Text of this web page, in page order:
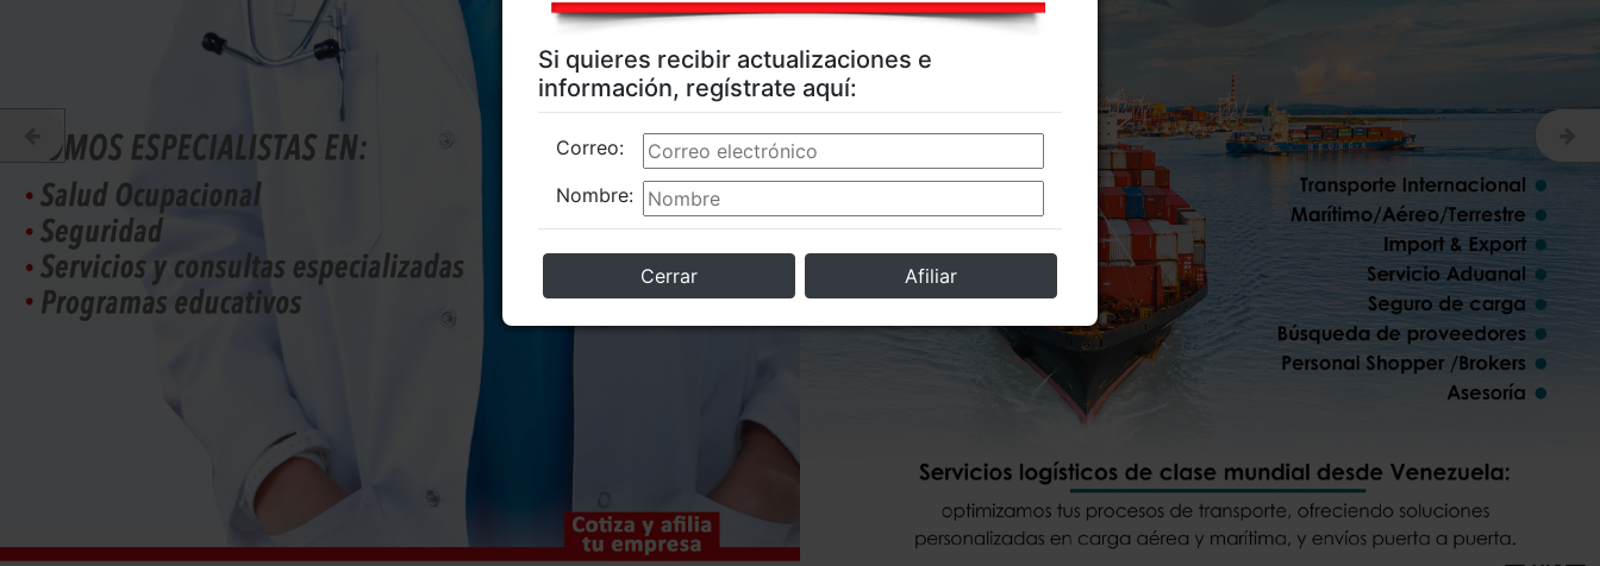
Si quieres recibir actualizaciones e
información, regístrate aquí:
Nombre:
Correo:
Cerrar Afiliar